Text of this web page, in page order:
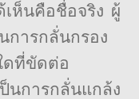
ห็นคือชื่อจริง ผู้
การกลั่นกรอง
ดที่ขัดต่อ
นการกลั่นแกล้ง